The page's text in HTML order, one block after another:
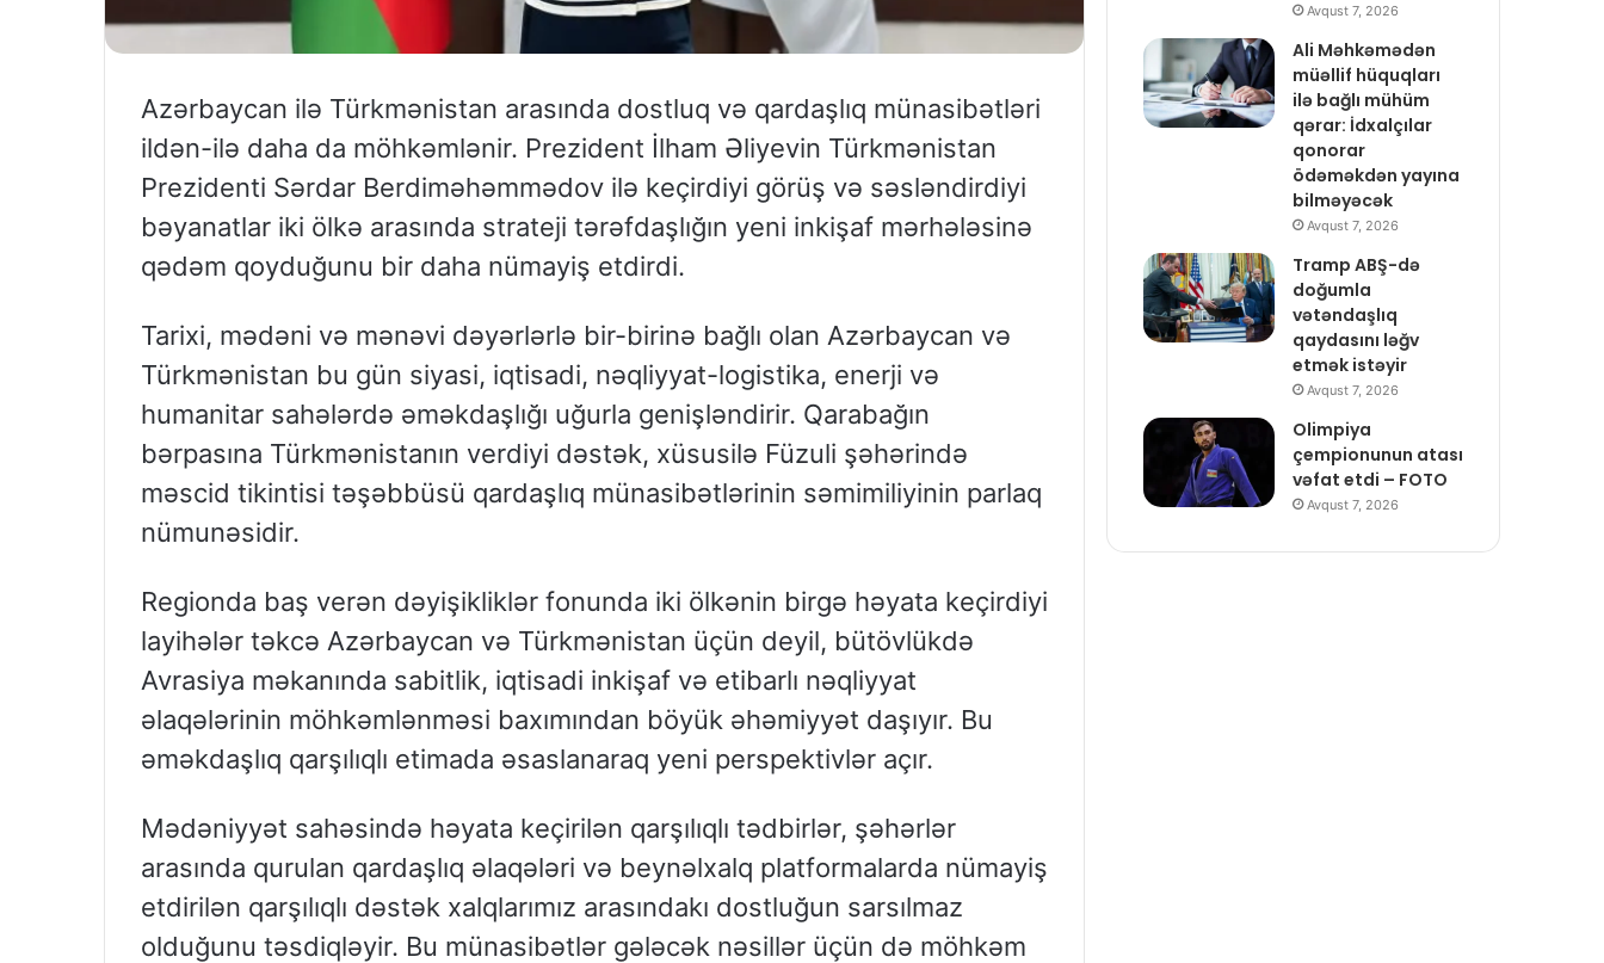
Azərbaycan ilə Türkmənistan arasında dostluq və qardaşlıq münasibətləri
ildən-ilə daha da möhkəmlənir. Prezident İlham Əliyevin Türkmənistan
Prezidenti Sərdar Berdiməhəmmədov ilə keçirdiyi görüş və səsləndirdiyi
bəyanatlar iki ölkə arasında strateji tərəfdaşlığın yeni inkişaf mərhələsinə
qədəm qoyduğunu bir daha nümayiş etdirdi.
Tarixi, mədəni və mənəvi dəyərlərlə bir-birinə bağlı olan Azərbaycan və
Türkmənistan bu gün siyasi, iqtisadi, nəqliyyat-logistika, enerji və
humanitar sahələrdə əməkdaşlığı uğurla genişləndirir. Qarabağın
bərpasına Türkmənistanın verdiyi dəstək, xüsusilə Füzuli şəhərində
məscid tikintisi təşəbbüsü qardaşlıq münasibətlərinin səmimiliyinin parlaq
nümunəsidir.
Regionda baş verən dəyişikliklər fonunda iki ölkənin birgə həyata keçirdiyi
layihələr təkcə Azərbaycan və Türkmənistan üçün deyil, bütövlükdə
Avrasiya məkanında sabitlik, iqtisadi inkişaf və etibarlı nəqliyyat
əlaqələrinin möhkəmlənməsi baxımından böyük əhəmiyyət daşıyır. Bu
əməkdaşlıq qarşılıqlı etimada əsaslanaraq yeni perspektivlər açır.
Mədəniyyət sahəsində həyata keçirilən qarşılıqlı tədbirlər, şəhərlər
arasında qurulan qardaşlıq əlaqələri və beynəlxalq platformalarda nümayiş
etdirilən qarşılıqlı dəstək xalqlarımız arasındakı dostluğun sarsılmaz
olduğunu təsdiqləyir. Bu münasibətlər gələcək nəsillər üçün də möhkəm
Avqust 7, 2026
Ali Məhkəmədən
müəllif hüquqları
ilə bağlı mühüm
qərar: İdxalçılar
qonorar
ödəməkdən yayına
bilməyəcək
Avqust 7, 2026
Tramp ABŞ-də
doğumla
vətəndaşlıq
qaydasını ləğv
etmək istəyir
Avqust 7, 2026
Olimpiya
çempionunun atası
vəfat etdi – FOTO
Avqust 7, 2026